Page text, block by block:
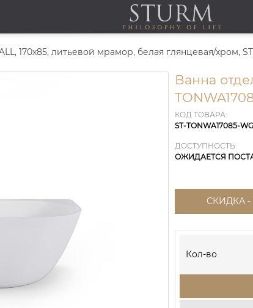
170х85, литьевой мрамор, белая глянцевая/хром,
Ванна
КОД ТОВАРА:
ST-TONWA17085-WG
ДОСТУПНОСТЬ:
ОЖИДАЕТСЯ
СКИДКА -
Кол-во